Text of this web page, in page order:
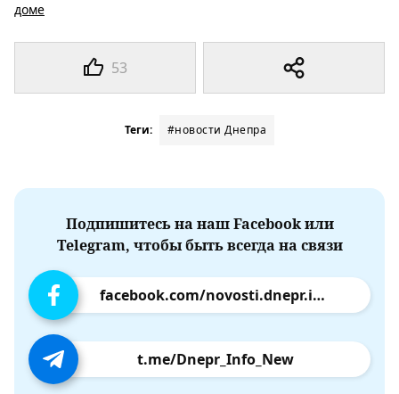
53
доме
Теги: #новости Днепра
Подпишитесь на наш Facebook или
Telegram, чтобы быть всегда на связи
facebook.com/novosti.dnepr.info
t.me/Dnepr_Info_New